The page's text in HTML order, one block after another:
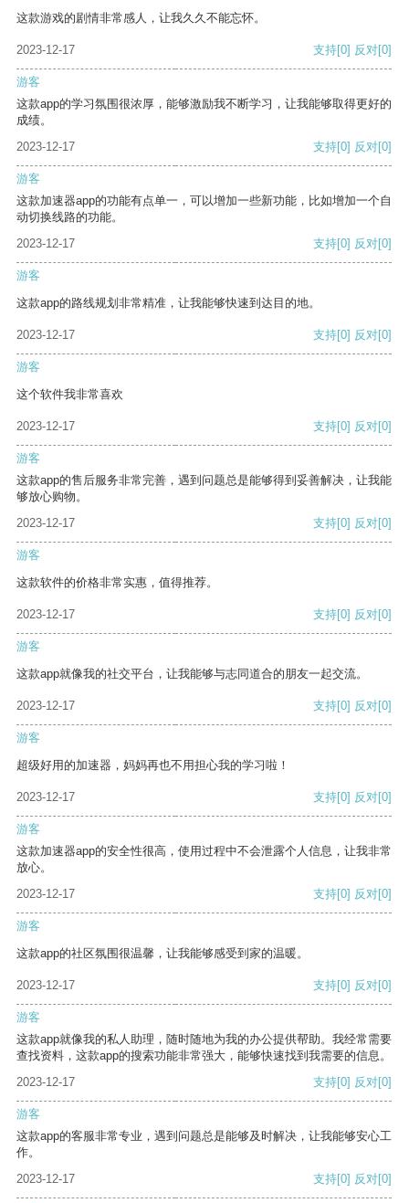
这款游戏的剧情非常感人，让我久久不能忘怀。
2023-12-17 支持[0] 反对[0]
游客
这款app的学习氛围很浓厚，能够激励我不断学习，让我能够取得更好的
成绩。
2023-12-17
支持[0] 反对[0]
游客
这款加速器app的功能有点单一，可以增加一些新功能，比如增加一个自
动切换线路的功能。
2023-12-17
支持[0] 反对[0]
游客
这款app的路线规划非常精准，让我能够快速到达目的地。
2023-12-17 支持[0] 反对[0]
游客
这个软件我非常喜欢
2023-12-17 支持[0] 反对[0]
游客
这款app的售后服务非常完善，遇到问题总是能够得到妥善解决，让我能
够放心购物。
2023-12-17
支持[0] 反对[0]
游客
这款软件的价格非常实惠，值得推荐。
2023-12-17 支持[0] 反对[0]
游客
这款app就像我的社交平台，让我能够与志同道合的朋友一起交流。
2023-12-17 支持[0] 反对[0]
游客
超级好用的加速器，妈妈再也不用担心我的学习啦！
2023-12-17 支持[0] 反对[0]
游客
这款加速器app的安全性很高，使用过程中不会泄露个人信息，让我非常
放心。
2023-12-17
支持[0] 反对[0]
游客
这款app的社区氛围很温馨，让我能够感受到家的温暖。
2023-12-17 支持[0] 反对[0]
游客
这款app就像我的私人助理，随时随地为我的办公提供帮助。我经常需要
查找资料，这款app的搜索功能非常强大，能够快速找到我需要的信息。
2023-12-17
支持[0] 反对[0]
游客
这款app的客服非常专业，遇到问题总是能够及时解决，让我能够安心工
作。
2023-12-17
支持[0] 反对[0]